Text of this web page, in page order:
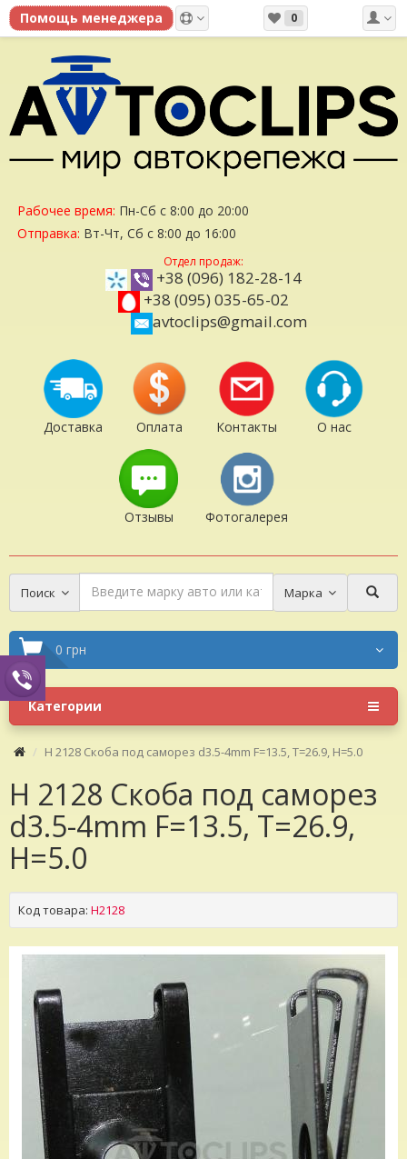
0
Рабочее время: Пн-Сб с 8:00 до 20:00
Отправка: Вт-Чт, Сб с 8:00 до 16:00
Отдел продаж:
+38 (096) 182-28-14
+38 (095) 035-65-02
avtoclips@gmail.com
Доставка Оплата Контакты О нас
Отзывы Фотогалерея
Поиск Марка
0 грн
Категории
H 2128 Скоба под саморез d3.5-4mm F=13.5, T=26.9, H=5.0
H 2128 Скоба под саморез
d3.5-4mm F=13.5, T=26.9,
H=5.0
Код товара: H2128